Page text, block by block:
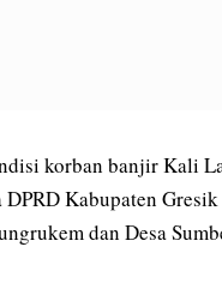
korban banjir Kali
Kabupaten
dan Desa